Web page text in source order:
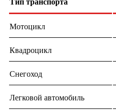
Тип транспорта
Мотоцикл
Квадроцикл
Снегоход
Легковой автомобиль